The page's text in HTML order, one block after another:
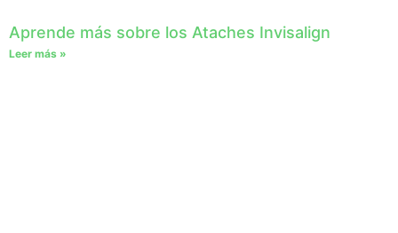
Aprende más sobre los Ataches Invisalign
Leer más »